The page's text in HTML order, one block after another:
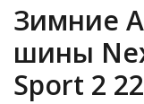
Зимние
шины
Sport 2